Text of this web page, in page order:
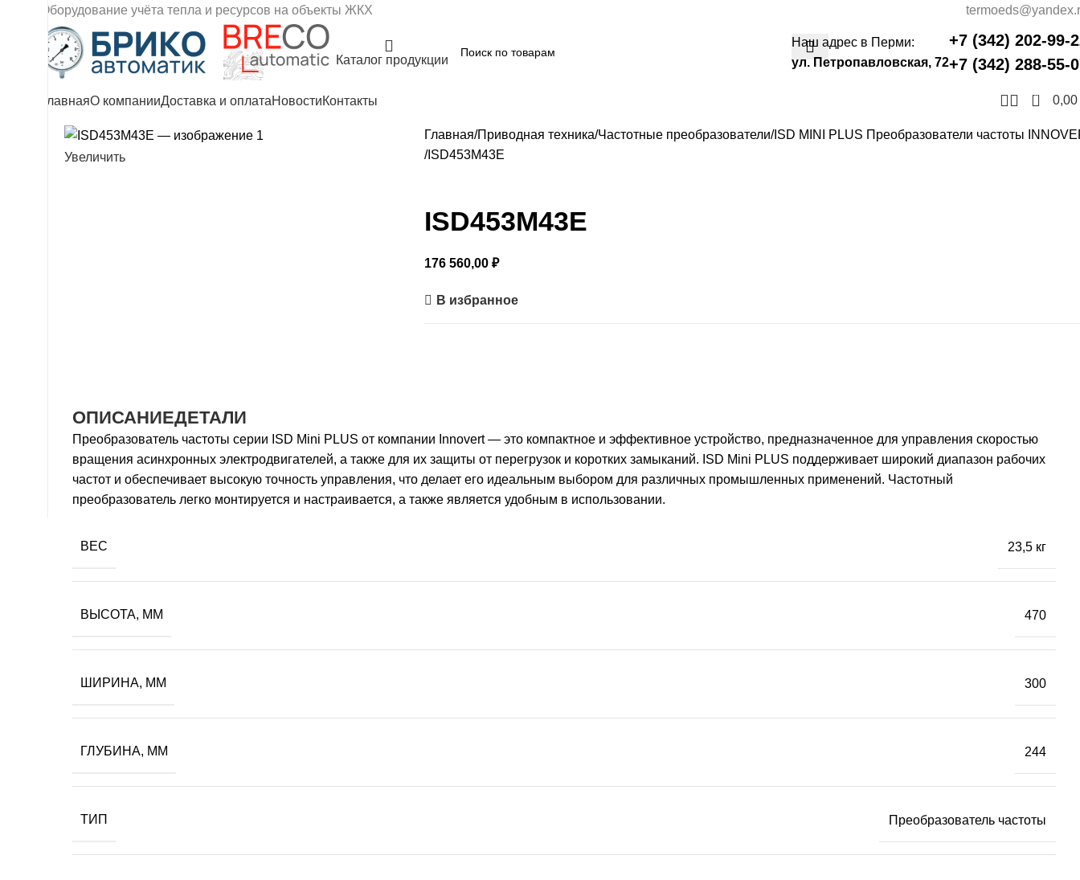
Оборудование учёта тепла и ресурсов на объекты ЖКХ
Каталог продукции
Наш адрес в Перми:
ул. Петропавловская, 72
+7 (342) 202-99-
+7 (342) 288-55-
ГлавнаяО компанииДоставка и оплатаНовостиКонтакты 0 0,00
Увеличить
Главная Приводная техника Частотные преобразователи ISD MINI PLUS Преобразователи частоты
ISD453M43E
ISD453M43E
176 560,00 ₽
В избранное
ОПИСАНИЕДЕТАЛИ
Преобразователь частоты серии ISD Mini PLUS от компании Innovert — это компактное и эффективное устройство, предназначенное для управления скоростью
вращения асинхронных электродвигателей, а также для их защиты от перегрузок и коротких замыканий. ISD Mini PLUS поддерживает широкий диапазон рабочих
частот и обеспечивает высокую точность управления, что делает его идеальным выбором для различных промышленных применений. Частотный
преобразователь легко монтируется и настраивается, а также является удобным в использовании.
ВЕС 23,5 кг
ВЫСОТА, ММ 470
ШИРИНА, ММ 300
ГЛУБИНА, ММ 244
ТИП Преобразователь частоты